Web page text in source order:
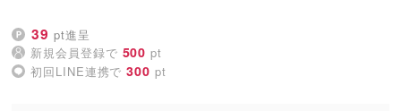
39 pt進呈
新規会員登録で 500 pt
初回LINE連携で 300 pt